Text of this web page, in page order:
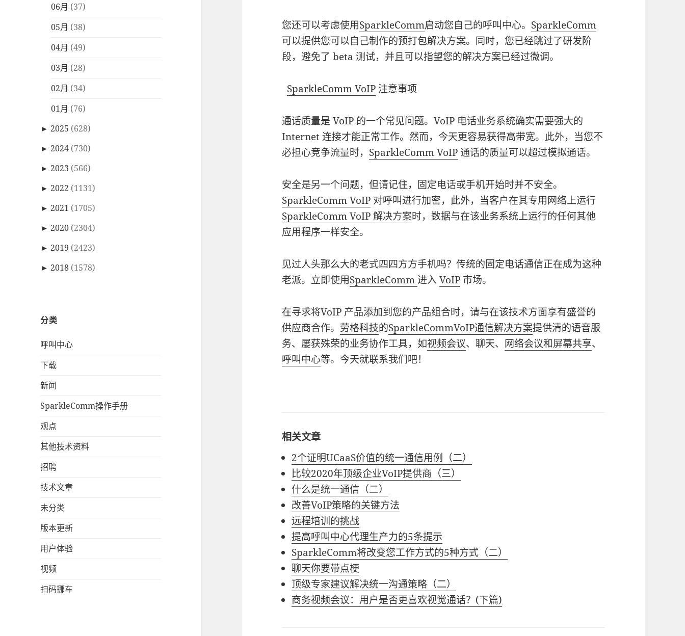
06月 (37)
05月 (38)
04月 (49)
03月 (28)
02月 (34)
01月 (76)
► 2025 (628)
► 2024 (730)
► 2023 (566)
► 2022 (1131)
► 2021 (1705)
► 2020 (2304)
► 2019 (2423)
► 2018 (1578)
分类
呼叫中心
下载
新闻
SparkleComm操作手册
观点
其他技术资料
招聘
技术文章
未分类
版本更新
用户体验
视频
扫码挪车
您还可以考虑使用SparkleComm启动您自己的呼叫中心。 SparkleComm
可以提供您可以自己制作的预打包解决方案。同时，您已经跳过了研发阶
段，避免了 beta 测试，并且可以指望您的解决方案已经过微调。
SparkleComm VoIP 注意事项
通话质量是 VoIP 的一个常见问题。VoIP 电话业务系统确实需要强大的
Internet 连接才能正常工作。然而，今天更容易获得高带宽。此外，当您不
必担心竞争流量时， SparkleComm VoIP通话的质量可以超过模拟通话。
安全是另一个问题，但请记住，固定电话或手机开始时并不安全。
SparkleComm VoIP 对呼叫进行加密，此外，当客户在其专用网络上运行
SparkleComm VoIP 解决方案时，数据与在该业务系统上运行的任何其他
应用程序一样安全。
见过人头那么大的老式四四方方手机吗？传统的固定电话通信正在成为这种
老派。立即使用SparkleComm 进入VoIP 市场。
在寻求将VoIP 产品添加到您的产品组合时，请与在该技术方面享有盛誉的
供应商合作。 劳格科技的SparkleCommVoIP通信解决方案提供清的语音服
务、屡获殊荣的业务协作工具，如视频会议、聊天、 网络会议和屏幕共享、
呼叫中心等。今天就联系我们吧！
相关文章
2个证明UCaaS价值的统一通信用例（二）
比较2020年顶级企业VoIP提供商（三）
什么是统一通信（二）
改善VoIP策略的关键方法
远程培训的挑战
提高呼叫中心代理生产力的5条提示
SparkleComm将改变您工作方式的5种方式（二）
聊天你要带点梗
顶级专家建议解决统一沟通策略（二）
商务视频会议：用户是否更喜欢视觉通话？(下篇)